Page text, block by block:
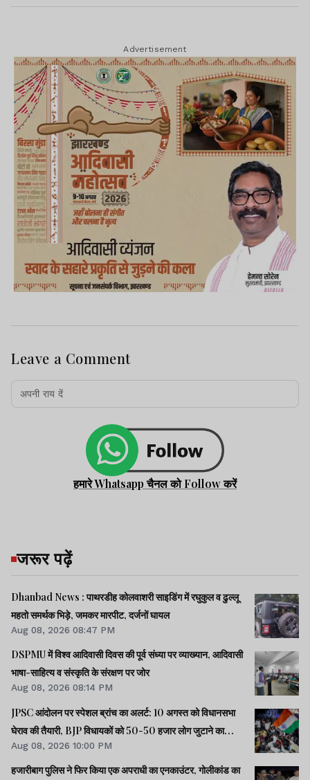
Advertisement
Leave a Comment
हमारे Whatsapp चैनल को Follow करें
जरूर पढ़ें
Dhanbad News : पाथरडीह कोलवाशरी साइडिंग में रघुकुल व ढुल्लू
महतो समर्थक भिड़े, जमकर मारपीट, दर्जनों घायल
Aug 08, 2026 08:47 PM
DSPMU में विश्व आदिवासी दिवस की पूर्व संध्या पर व्याख्यान, आदिवासी
भाषा-साहित्य व संस्कृति के संरक्षण पर जोर
Aug 08, 2026 08:14 PM
JPSC आंदोलन पर स्पेशल ब्रांच का अलर्ट: 10 अगस्त को विधानसभा
घेराव की तैयारी, BJP विधायकों को 50-50 हजार लोग जुटाने का
टास्क
Aug 08, 2026 10:00 PM
हजारीबाग पुलिस ने फिर किया एक अपराधी का एनकाउंटर, गोलीकांड का